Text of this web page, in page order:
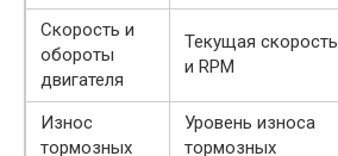
Скорость и
обороты
двигателя
Текущая скорость
и RPM
Износ
тормозных
Уровень износа
тормозных